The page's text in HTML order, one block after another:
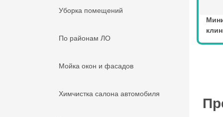
Уборка помещений
По районам ЛО
Мойка окон и фасадов
Химчистка салона автомобиля